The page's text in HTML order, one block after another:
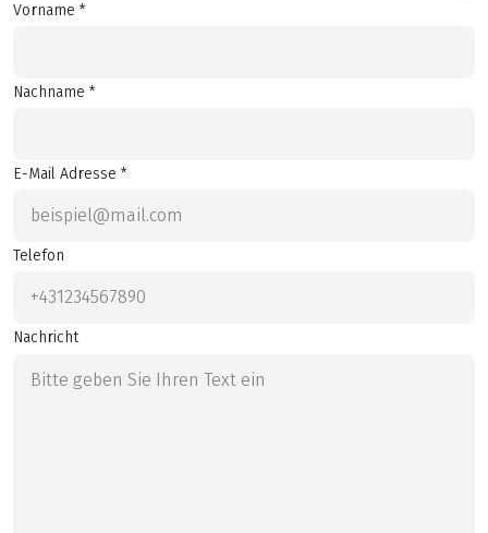
Vorname *
Nachname *
E-Mail Adresse *
Telefon
Nachricht